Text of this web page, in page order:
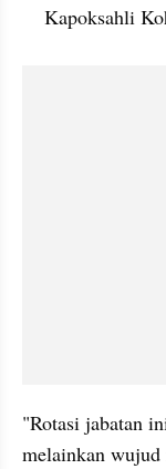
Kapoksahli
"Rotasi jabatan
melainkan wujud